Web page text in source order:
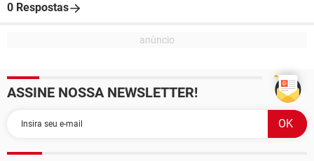
0 Respostas
ASSINE NOSSA NEWSLETTER!